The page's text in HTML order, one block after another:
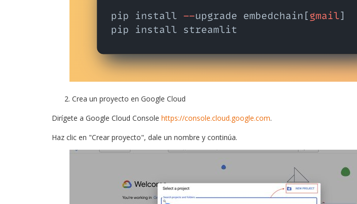
Crea un proyecto en Google Cloud
Dirígete a Google Cloud Console https://console.cloud.google.com.
Haz clic en "Crear proyecto", dale un nombre y continúa.